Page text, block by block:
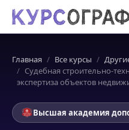
Главная Все курсы
Судебная строительно-
экспертиза объектов
Высшая академия